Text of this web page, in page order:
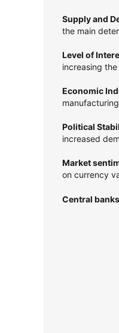
Supply and
the main
Level of
increasing
Economic
Political
increased
Market
on currency
Central